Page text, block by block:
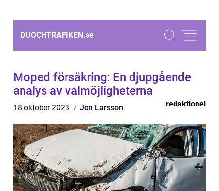
DUOCHTRAFIKEN.se
Moped försäkring: En djupgående
analys av valmöjligheterna
18 oktober 2023 Jon Larsson redaktionel